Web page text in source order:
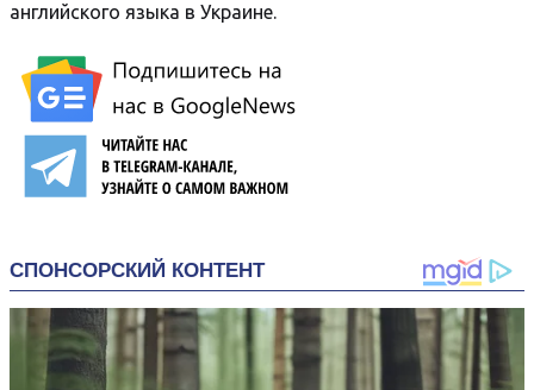
английского языка в Украине.